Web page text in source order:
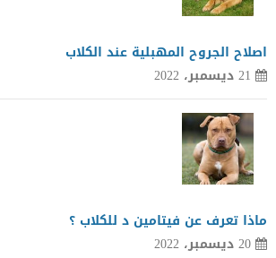
اصلاح الجروح المهبلية عند الكلاب
21 ديسمبر، 2022
ماذا تعرف عن فيتامين د للكلاب ؟
20 ديسمبر، 2022